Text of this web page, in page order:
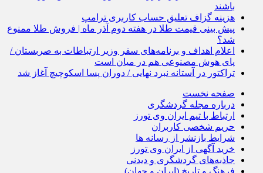
باشند
هزینه گزاف تعلیق حساب کاربری ترامپ
پیش بینی قیمت طلا در هفته دوم آذر ماه ‌| فروش طلا ممنوع
شد؟
اعلام اهداف و برنامه‌های سفر وزیر ارتباطات به صربستان /
پای هوش‌ مصنوعی هم در میان است
تراکتور در آستانه نبرد نهایی / دوران پسا اسکوچیچ آغاز شد
صفحه نخست
درباره مجله گردشگری
ارتباط با تیم ایران وی تورز
حریم شخصی کاربران
شرایط بازنشر از رسانه ها
خرید آگهی از ایران وی تورز
جاذبه‌های گردشگری و دیدنی
فرهنگ و تاریخ (ایران و جهان)